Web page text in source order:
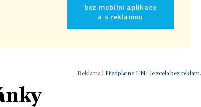
bez mobilní aplikace
a s reklamou
| Předplatné HN+ je zcela bez reklam.